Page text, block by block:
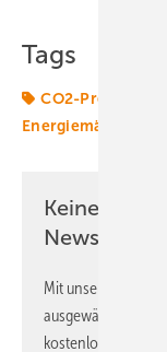
Tags
CO2-Preis
Energiemärkte
Keine Zeit?
Newsletter!
Mit unserem
ausgewählte
kostenlos direkt ins